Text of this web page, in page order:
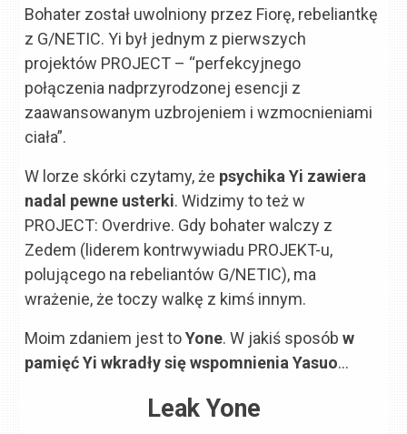
Bohater został uwolniony przez Fiorę, rebeliantkę
z G/NETIC. Yi był jednym z pierwszych
projektów PROJECT – “perfekcyjnego
połączenia nadprzyrodzonej esencji z
zaawansowanym uzbrojeniem i wzmocnieniami
ciała”.
W lorze skórki czytamy, że psychika Yi zawiera
nadal pewne usterki. Widzimy to też w
PROJECT: Overdrive. Gdy bohater walczy z
Zedem (liderem kontrwywiadu PROJEKT-u,
polującego na rebeliantów G/NETIC), ma
wrażenie, że toczy walkę z kimś innym.
Moim zdaniem jest toYone. W jakiś sposóbw
pamięć Yi wkradły się wspomnienia Yasuo…
Leak Yone